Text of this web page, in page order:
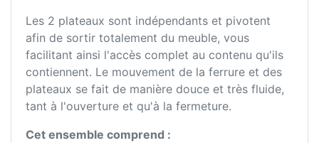
Les 2 plateaux sont indépendants et pivotent
afin de sortir totalement du meuble, vous
facilitant ainsi l'accès complet au contenu qu'ils
contiennent. Le mouvement de la ferrure et des
plateaux se fait de manière douce et très fluide,
tant à l'ouverture et qu'à la fermeture.
Cet ensemble comprend :